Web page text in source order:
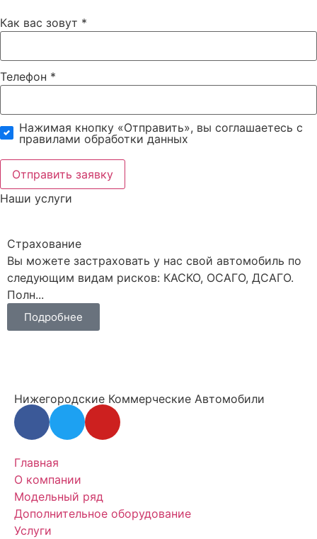
Как вас зовут *
Телефон *
Нажимая кнопку «Отправить», вы соглашаетесь c
правилами обработки данных
Отправить заявку
Наши услуги
Страхование
Вы можете застраховать у нас свой автомобиль по
следующим видам рисков: КАСКО, ОСАГО, ДСАГО.
Полн...
Подробнее
Нижегородские Коммерческие Автомобили
Главная
О компании
Модельный ряд
Дополнительное оборудование
Услуги